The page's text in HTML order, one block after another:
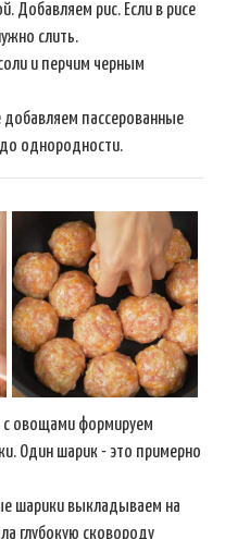
Добавляем рис. Если в рисе
слить.
и перчим черным
пассерованные
однородности.
с овощами формируем
Один шарик - это примерно
шарики выкладываем на
глубокую сковороду